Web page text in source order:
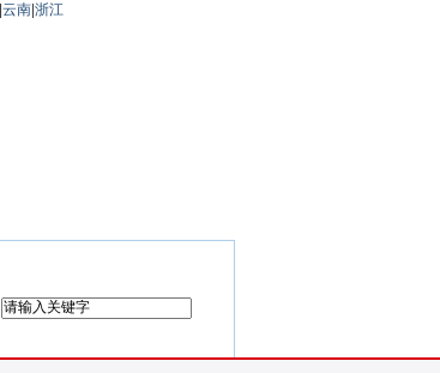
云南 浙江